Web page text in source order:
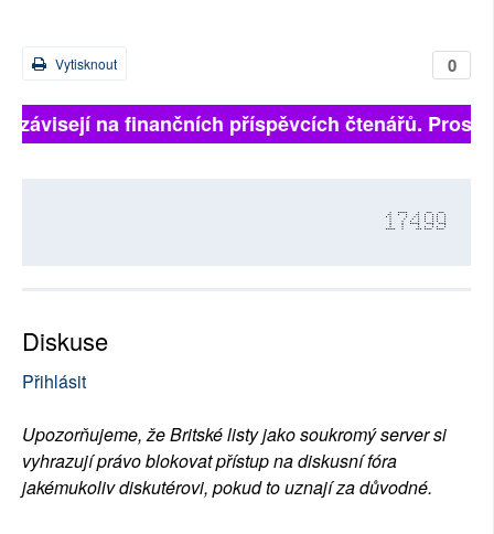
0
Vytisknout
na finančních příspěvcích čtenářů.
17499
Diskuse
Přihlásit
Upozorňujeme, že Britské listy jako soukromý server si
vyhrazují právo blokovat přístup na diskusní fóra
jakémukoliv diskutérovi, pokud to uznají za důvodné.